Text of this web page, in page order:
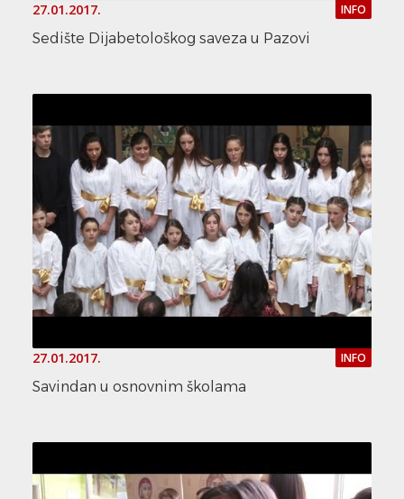
27.01.2017. INFO
Sedište Dijabetološkog saveza u Pazovi
27.01.2017. INFO
Savindan u osnovnim školama